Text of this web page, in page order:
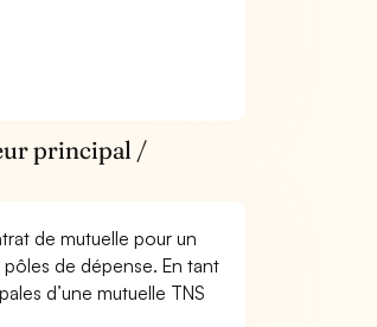
principal /
de mutuelle pour un
de dépense. En tant
d’une mutuelle TNS